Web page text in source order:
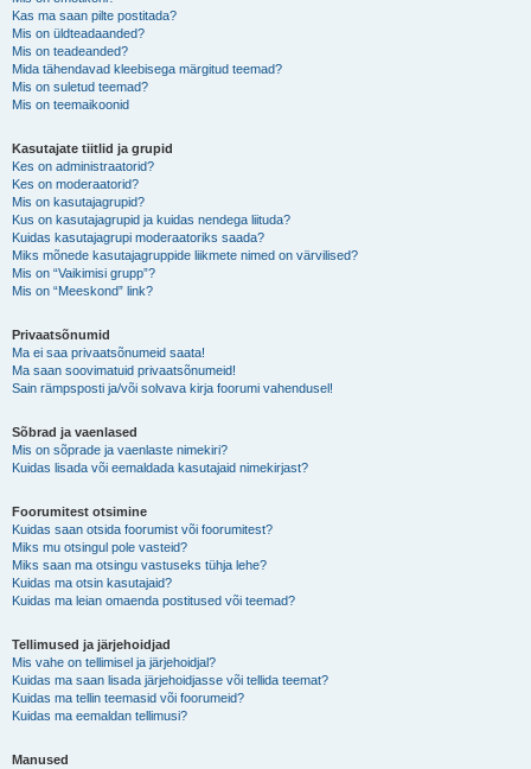
Kas ma saan pilte postitada?
Mis on üldteadaanded?
Mis on teadeanded?
Mida tähendavad kleebisega märgitud teemad?
Mis on suletud teemad?
Mis on teemaikoonid
Kasutajate tiitlid ja grupid
Kes on administraatorid?
Kes on moderaatorid?
Mis on kasutajagrupid?
Kus on kasutajagrupid ja kuidas nendega liituda?
Kuidas kasutajagrupi moderaatoriks saada?
Miks mõnede kasutajagruppide liikmete nimed on värvilised?
Mis on “Vaikimisi grupp”?
Mis on “Meeskond” link?
Privaatsõnumid
Ma ei saa privaatsõnumeid saata!
Ma saan soovimatuid privaatsõnumeid!
Sain rämpsposti ja/või solvava kirja foorumi vahendusel!
Sõbrad ja vaenlased
Mis on sõprade ja vaenlaste nimekiri?
Kuidas lisada või eemaldada kasutajaid nimekirjast?
Foorumitest otsimine
Kuidas saan otsida foorumist või foorumitest?
Miks mu otsingul pole vasteid?
Miks saan ma otsingu vastuseks tühja lehe?
Kuidas ma otsin kasutajaid?
Kuidas ma leian omaenda postitused või teemad?
Tellimused ja järjehoidjad
Mis vahe on tellimisel ja järjehoidjal?
Kuidas ma saan lisada järjehoidjasse või tellida teemat?
Kuidas ma tellin teemasid või foorumeid?
Kuidas ma eemaldan tellimusi?
Manused